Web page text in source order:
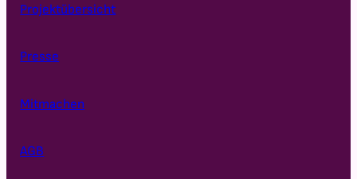
Projektübersicht
Presse
Mitmachen
AGB